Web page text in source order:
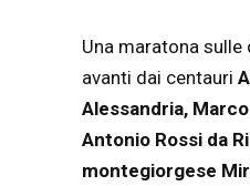
Una maratona
avanti dai centauri
Alessandria,
Antonio Rossi da
montegiorgese